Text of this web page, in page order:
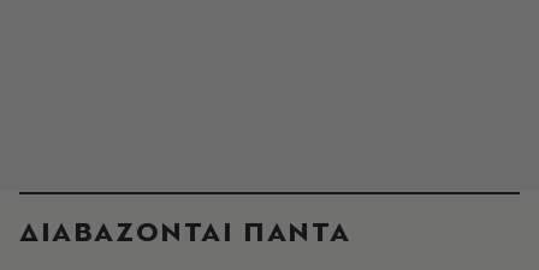
ΔΙΑΒΑΖΟΝΤΑΙ ΠΑΝΤΑ